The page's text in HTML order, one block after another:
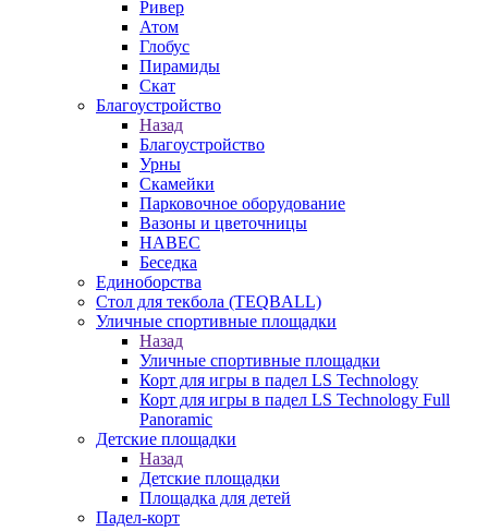
Ривер
Атом
Глобус
Пирамиды
Скат
Благоустройство
Назад
Благоустройство
Урны
Скамейки
Парковочное оборудование
Вазоны и цветочницы
НАВЕС
Беседка
Единоборства
Стол для текбола (TEQBALL)
Уличные спортивные площадки
Назад
Уличные спортивные площадки
Корт для игры в падел LS Technology
Корт для игры в падел LS Technology Full
Panoramic
Детские площадки
Назад
Детские площадки
Площадка для детей
Падел-корт